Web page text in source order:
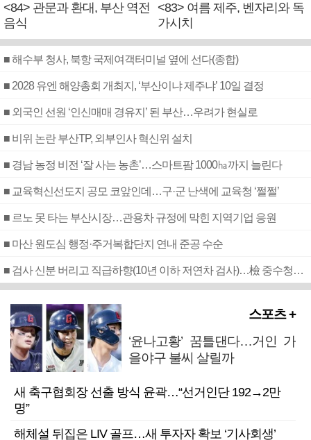
<84> 관문과 환대, 부산 역전
음식
<83> 여름 제주, 벤자리와 독
가시치
■ 해수부 청사, 북항 국제여객터미널 옆에 선다(종합)
■ 2028 유엔 해양총회 개최지, ‘부산이냐 제주냐’ 10일 결정
■ 외국인 선원 ‘인신매매 경유지’ 된 부산…우려가 현실로
■ 비위 논란 부산TP, 외부인사 혁신위 설치
■ 경남 농정 비전 ‘잘 사는 농촌’…스마트팜 1000㏊까지 늘린다
■ 교육혁신선도지 공모 코앞인데…구·군 난색에 교육청 ‘쩔쩔’
■ 르노 못 타는 부산시장…관용차 규정에 막힌 지역기업 응원
■ 마산 원도심 행정·주거복합단지 연내 준공 수순
■ 검사 신분 버리고 직급하향(10년 이하 저연차 검사)…檢 중수청행 기피
스포츠 +
‘윤나고황’ 꿈틀댄다…거인 가
을야구 불씨 살릴까
새 축구협회장 선출 방식 윤곽…“선거인단 192→2만
명”
해체설 뒤집은 LIV 골프…새 투자자 확보 ‘기사회생’